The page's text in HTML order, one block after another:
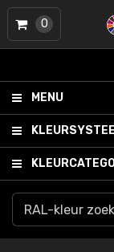
MENU
0